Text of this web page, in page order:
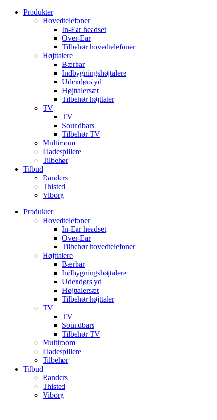
VidereProdukter
Hovedtelefoner
In-Ear headset
Over-Ear
Tilbehør hovedtelefoner
Højttalere
Bærbar
Indbygningshøjtalere
Udendørslyd
Højttalersæt
Tilbehør højttaler
TV
TV
Soundbars
Tilbehør TV
Multiroom
Pladespillere
Tilbehør
Tilbud
Randers
Thisted
Viborg
Produkter
Hovedtelefoner
In-Ear headset
Over-Ear
Tilbehør hovedtelefoner
Højttalere
Bærbar
Indbygningshøjtalere
Udendørslyd
Højttalersæt
Tilbehør højttaler
TV
TV
Soundbars
Tilbehør TV
Multiroom
Pladespillere
Tilbehør
Tilbud
Randers
Thisted
Viborg